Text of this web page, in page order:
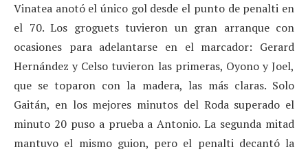
Vinatea anotó el único gol desde el punto de penalti en
el 70. Los groguets tuvieron un gran arranque con
ocasiones para adelantarse en el marcador: Gerard
Hernández y Celso tuvieron las primeras, Oyono y Joel,
que se toparon con la madera, las más claras. Solo
Gaitán, en los mejores minutos del Roda superado el
minuto 20 puso a prueba a Antonio. La segunda mitad
mantuvo el mismo guion, pero el penalti decantó la